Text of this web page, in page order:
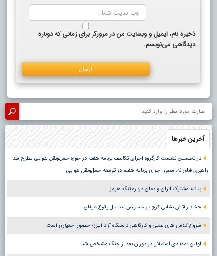
ذخیره نام، ایمیل و وبسایت من در مرورگر برای زمانی که دوباره
دیدگاهی می‌نویسم.
آخرین خبرها
در نخستین نشست کارگروه اجرای تکالیف برنامه هفتم در حوزه حمل‌ونقل هوایی مطرح شد:
راهبری فناورانه، محور اجرای برنامه هفتم در توسعه حمل‌ونقل هوایی
بیانیه مشترک ایران و عمان درباره تنگه هرمز
هشدار آتش نشانی کرج در خصوص احتمال وقوع طوفان
شروع کلاس های عملی و کارگاهی دانشگاه آزاد البرز/ حضور اختیاری است
اولین تمدیدی استقلال در دوران بعد از جنگ مشخص شد